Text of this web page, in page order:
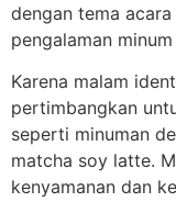
dengan tema
pengalaman
Karena malam
pertimbangkan
seperti minuman
matcha soy latte.
kenyamanan dan